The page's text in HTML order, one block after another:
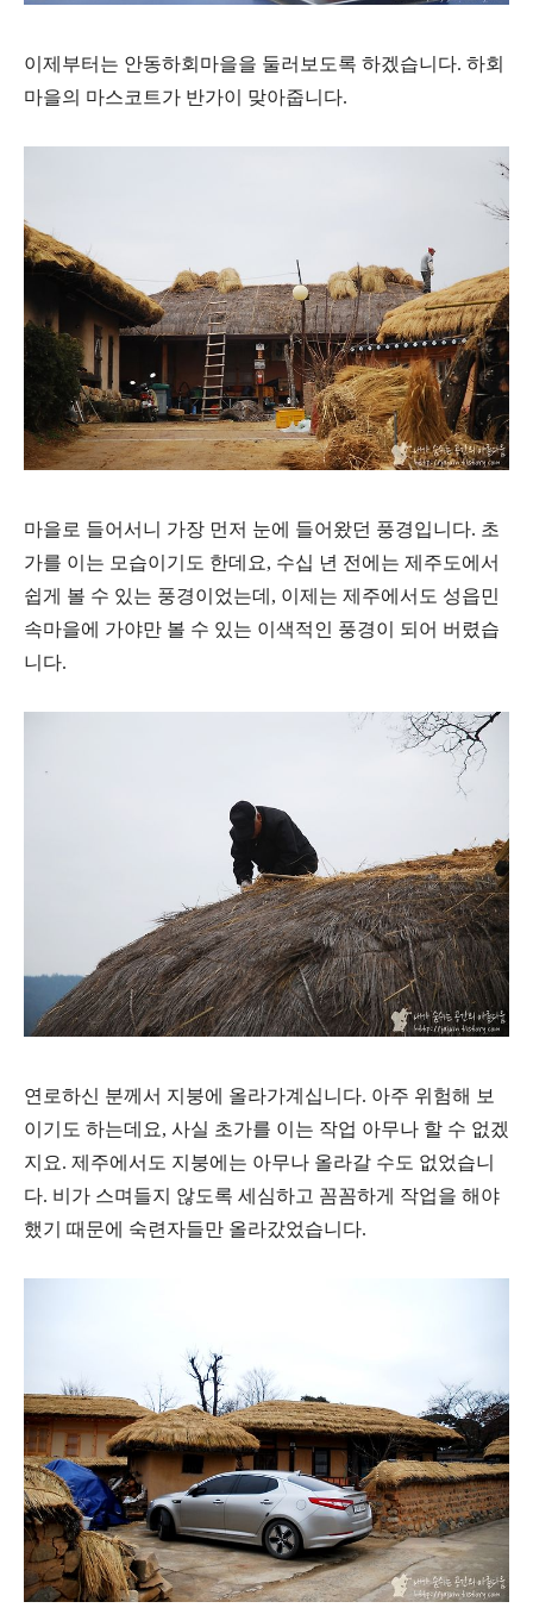
이제부터는 안동하회마을을 둘러보도록 하겠습니다. 하회
마을의 마스코트가 반가이 맞아줍니다.
마을로 들어서니 가장 먼저 눈에 들어왔던 풍경입니다. 초
가를 이는 모습이기도 한데요, 수십 년 전에는 제주도에서
쉽게 볼 수 있는 풍경이었는데, 이제는 제주에서도 성읍민
속마을에 가야만 볼 수 있는 이색적인 풍경이 되어 버렸습
니다.
연로하신 분께서 지붕에 올라가계십니다. 아주 위험해 보
이기도 하는데요, 사실 초가를 이는 작업 아무나 할 수 없겠
지요. 제주에서도 지붕에는 아무나 올라갈 수도 없었습니
다. 비가 스며들지 않도록 세심하고 꼼꼼하게 작업을 해야
했기 때문에 숙련자들만 올라갔었습니다.